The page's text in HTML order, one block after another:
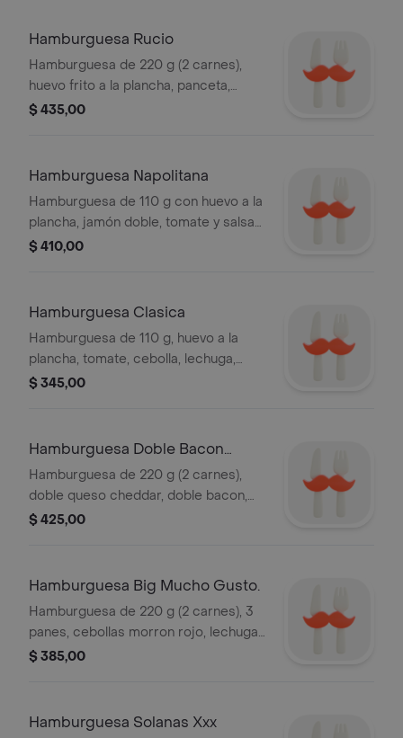
Hamburguesa Rucio
Hamburguesa de 220 g (2 carnes),
huevo frito a la plancha, panceta,
cheddar, tomate, lechuga, papas
$ 435,00
Hamburguesa Napolitana
Hamburguesa de 110 g con huevo a la
plancha, jamón doble, tomate y salsa
de tomate. Incluye guarnición de
$ 410,00
Hamburguesa Clasica
Hamburguesa de 110 g, huevo a la
plancha, tomate, cebolla, lechuga,
pepinillo con guarnición de fritas.
$ 345,00
Hamburguesa Doble Bacon
Doble Chesse
Hamburguesa de 220 g (2 carnes),
doble queso cheddar, doble bacon,
cebolla y morrón con guarnición de
$ 425,00
Hamburguesa Big Mucho Gusto.
Hamburguesa de 220 g (2 carnes), 3
panes, cebollas morron rojo, lechuga,
doble cheddar, panceta, pepinos y
$ 385,00
Hamburguesa Solanas Xxx